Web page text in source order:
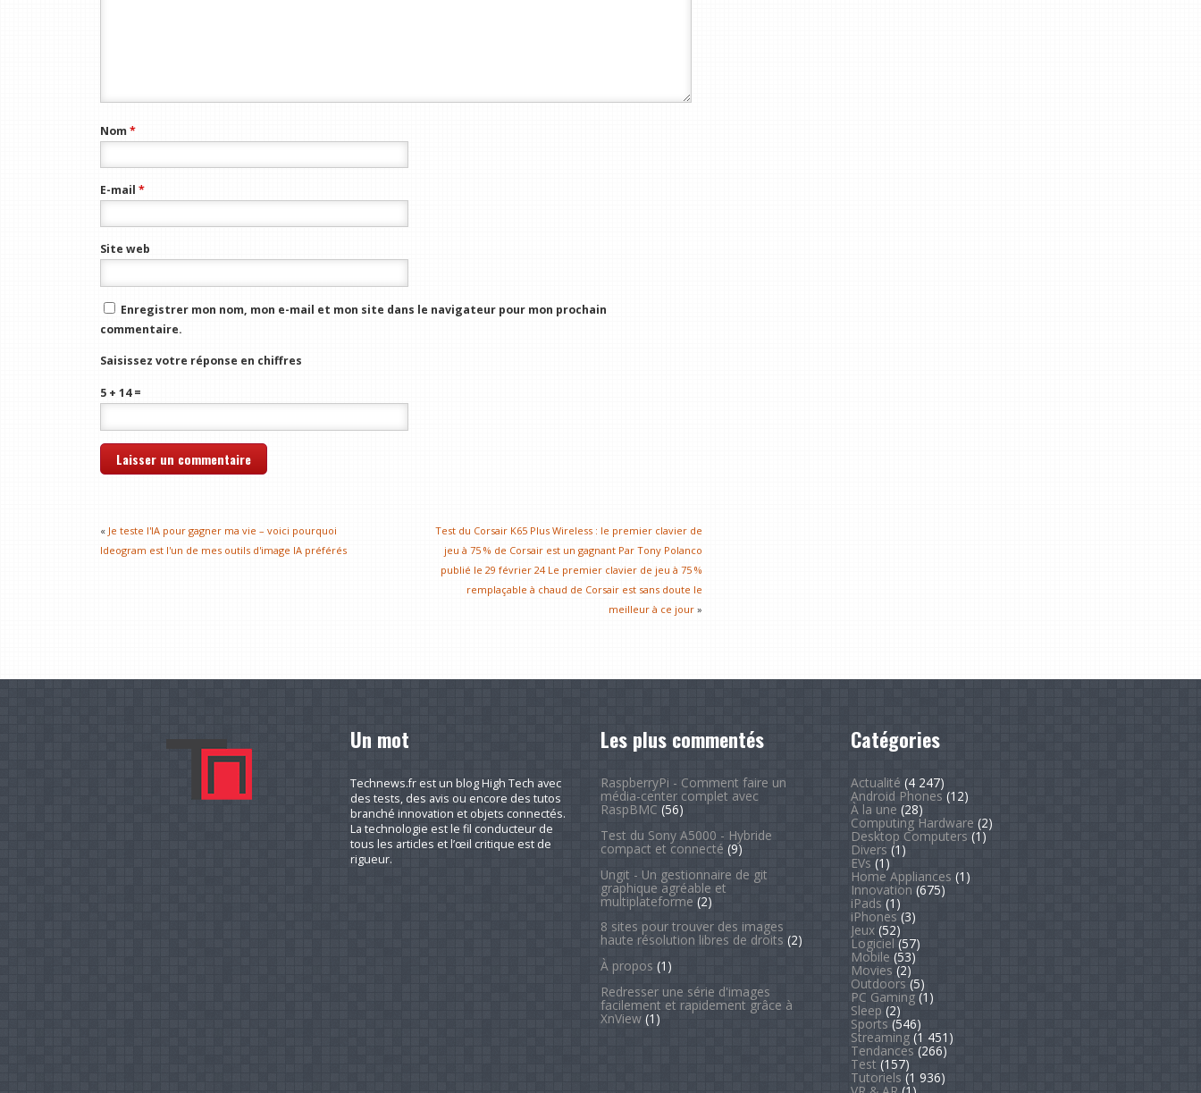
Nom*
E-mail *
Site web
Enregistrer mon nom, mon e-mail et mon site dans le navigateur pour mon prochain
commentaire.
Saisissez votre réponse en chiffres
5 + 14 =
« Je teste l'IA pour gagner ma vie – voici pourquoi
Ideogram est l'un de mes outils d'image IA préférés
Test du Corsair K65 Plus Wireless : le premier clavier de
jeu à 75 % de Corsair est un gagnant Par Tony Polanco
publié le 29 février 24 Le premier clavier de jeu à 75 %
remplaçable à chaud de Corsair est sans doute le
meilleur à ce jour»
Un mot
Technews.fr est un blog High Tech avec
des tests, des avis ou encore des tutos
branché innovation et objets connectés.
La technologie est le fil conducteur de
tous les articles et l’œil critique est de
rigueur.
Les plus commentés
RaspberryPi - Comment faire un
média-center complet avec
RaspBMC (56)
Test du Sony A5000 - Hybride
compact et connecté (9)
Ungit - Un gestionnaire de git
graphique agréable et
multiplateforme (2)
8 sites pour trouver des images
haute résolution libres de droits (2)
À propos (1)
Redresser une série d'images
facilement et rapidement grâce à
XnView(1)
Catégories
Actualité (4 247)
Android Phones(12)
À la une (28)
Computing Hardware (2)
Desktop Computers (1)
Divers (1)
EVs (1)
Home Appliances (1)
Innovation (675)
iPads (1)
iPhones(3)
Jeux(52)
Logiciel (57)
Mobile (53)
Movies (2)
Outdoors(5)
PC Gaming(1)
Sleep (2)
Sports(546)
Streaming(1 451)
Tendances(266)
Test (157)
Tutoriels (1 936)